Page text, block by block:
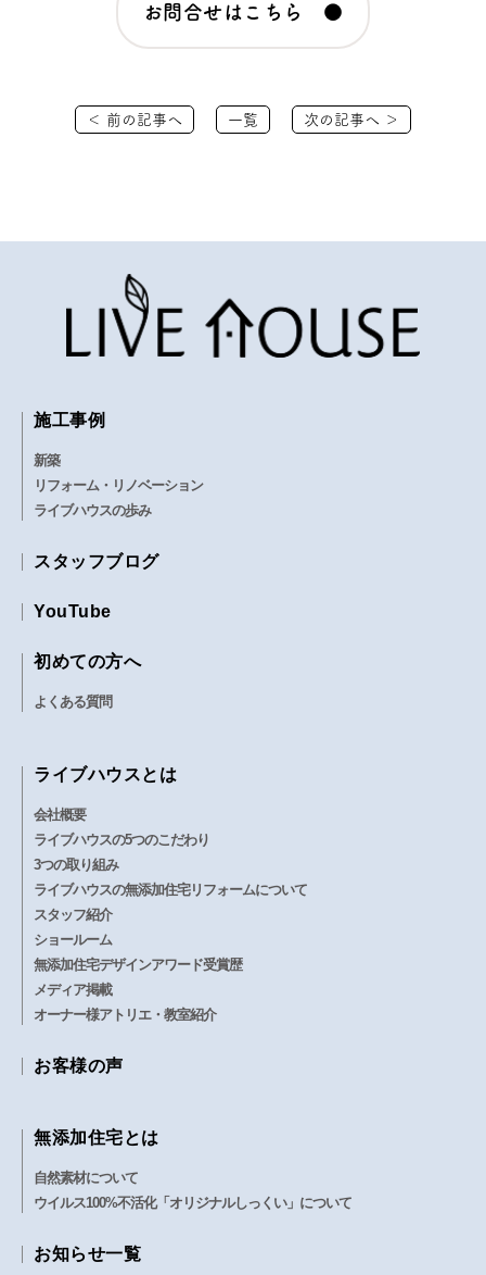
お問合せはこちら ●
＜ 前の記事へ 一覧 次の記事へ ＞
施工事例
新築
リフォーム・リノベーション
ライブハウスの歩み
スタッフブログ
YouTube
初めての方へ
よくある質問
ライブハウスとは
会社概要
ライブハウスの5つのこだわり
3つの取り組み
ライブハウスの無添加住宅リフォームについて
スタッフ紹介
ショールーム
無添加住宅デザインアワード受賞歴
メディア掲載
オーナー様アトリエ・教室紹介
お客様の声
無添加住宅とは
自然素材について
ウイルス100%不活化「オリジナルしっくい」について
お知らせ一覧